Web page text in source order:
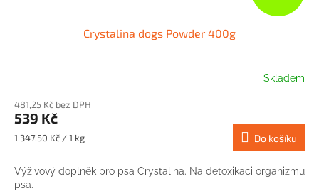
Crystalina dogs Powder 400g
Skladem
481,25 Kč bez DPH
539 Kč
Měrná
1 347,50 Kč / 1 kg Do košíku
Výživový doplněk pro psa Crystalina. Na detoxikaci organizmu
psa.